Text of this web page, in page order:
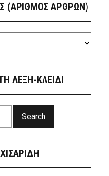
(ΑΡΙΘΜΟΣ ΑΡΘΡΩΝ)
ΛΕΞΗ-ΚΛΕΙΔΙ
Search